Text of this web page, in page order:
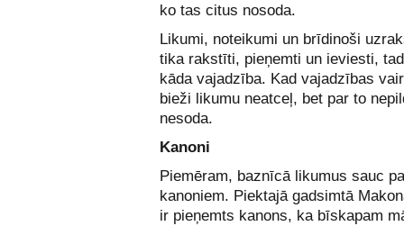
ko tas citus nosoda.
Likumi, noteikumi un brīdinoši
tika rakstīti, pieņemti un ieviesti,
kāda vajadzība. Kad vajadzības
bieži likumu neatceļ, bet par to
nesoda.
Kanoni
Piemēram, baznīcā likumus sauc
kanoniem. Piektajā gadsimtā
ir pieņemts kanons, ka bīskapam